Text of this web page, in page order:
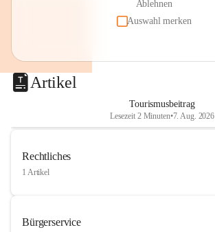
Ablehnen
Auswahl merken
Artikel
Tourismusbeitrag
Lesezeit 2 Minuten•7. Aug. 2026
Rechtliches
1 Artikel
Bürgerservice